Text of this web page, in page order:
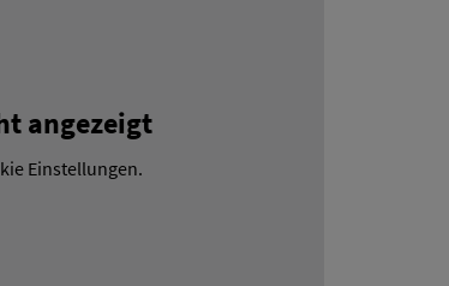
angezeigt
Einstellungen.